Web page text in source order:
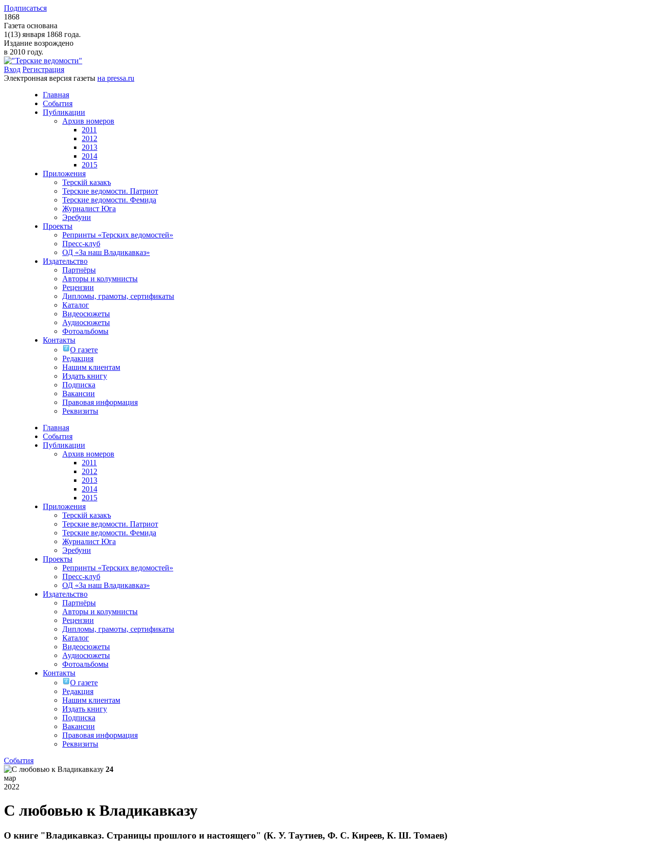
Подписаться
1868
Газета основана
1(13) января 1868 года.
Издание возрождено
в 2010 году.
Вход Регистрация
Электронная версия газеты на pressa.ru
Главная
События
Публикации
Архив номеров
2011
2012
2013
2014
2015
Приложения
Терскiй казакъ
Терские ведомости. Патриот
Терские ведомости. Фемида
Журналист Юга
Эребуни
Проекты
Репринты «Терских ведомостей»
Пресс-клуб
ОД «За наш Владикавказ»
Издательство
Партнёры
Авторы и колумнисты
Рецензии
Дипломы, грамоты, сертификаты
Каталог
Видеосюжеты
Аудиосюжеты
Фотоальбомы
Контакты
О газете
Редакция
Нашим клиентам
Издать книгу
Подписка
Вакансии
Правовая информация
Реквизиты
Главная
События
Публикации
Архив номеров
2011
2012
2013
2014
2015
Приложения
Терскiй казакъ
Терские ведомости. Патриот
Терские ведомости. Фемида
Журналист Юга
Эребуни
Проекты
Репринты «Терских ведомостей»
Пресс-клуб
ОД «За наш Владикавказ»
Издательство
Партнёры
Авторы и колумнисты
Рецензии
Дипломы, грамоты, сертификаты
Каталог
Видеосюжеты
Аудиосюжеты
Фотоальбомы
Контакты
О газете
Редакция
Нашим клиентам
Издать книгу
Подписка
Вакансии
Правовая информация
Реквизиты
События
24
мар
2022
С любовью к Владикавказу
О книге "Владикавказ. Страницы прошлого и настоящего" (К. У. Таутиев, Ф. С. Киреев, К. Ш. Томаев)